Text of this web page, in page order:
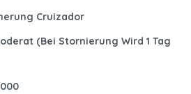
Cruizador
(bei Stornierung Wird 1 Tag